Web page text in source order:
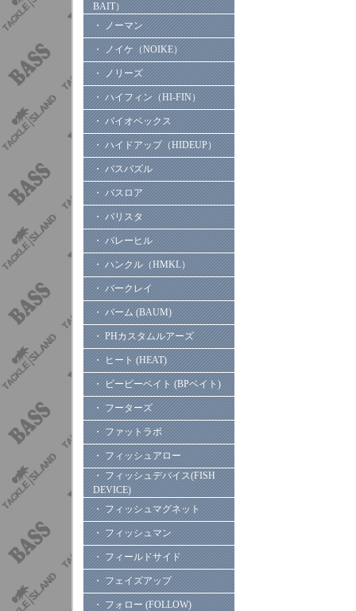
BAIT）
・ ノーマン
・ ノイケ（NOIKE）
・ ノリーズ
・ ハイフィン（HI-FIN）
・ バイオベックス
・ ハイドアップ（HIDEUP）
・ バスパズル
・ バスロア
・ バリスタ
・ バレーヒル
・ ハンクル（HMKL）
・ バークレイ
・ バーム (BAUM)
・ PHカスタムルアーズ
・ ヒート (HEAT)
・ ビーピーベイト (BPベイト)
・ フーターズ
・ ファットラボ
・ フィッシュアロー
・ フィッシュデバイス(FISH
DEVICE)
・ フィッシュマグネット
・ フィッシュマン
・ フィールドサイド
・ フェイズアップ
・ フォロー (FOLLOW)